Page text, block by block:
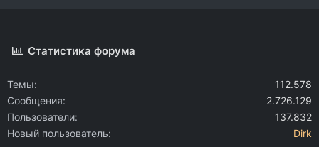
Статистика форума
Темы
112.578
Сообщения
2.726.129
Пользователи
137.832
Новый пользователь
Dirk